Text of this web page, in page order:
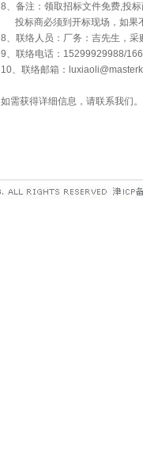
8、备注：领取招标文件免费,投
投标商必须到开标现场，如果
8、联络人员：厂务：吉先生，采
9、联络电话：15299929988/
10、联络邮箱：
如需获得详细信息，请联系我们。